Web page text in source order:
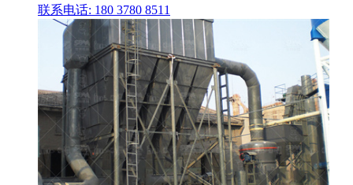
联系电话: 180 3780 8511